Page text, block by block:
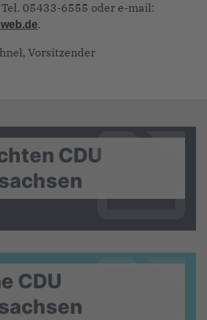
05433-6555 oder e-mail:
.
Vorsitzender
CDU
CDU